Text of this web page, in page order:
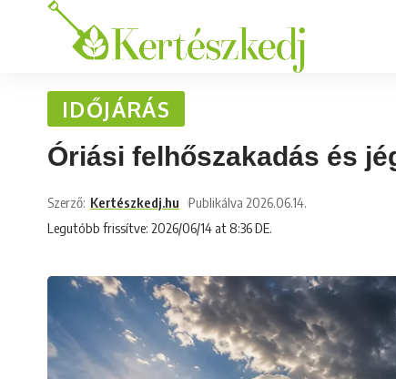
IDŐJÁRÁS
Óriási felhőszakadás és
Legutóbb frissítve: 2026/06/14 at 8:36 DE.
Szerző: Kertészkedj.hu Publikálva 2026.06.14.